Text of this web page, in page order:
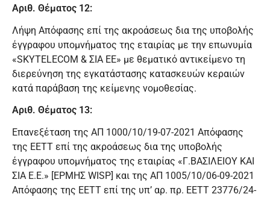
Αριθ. Θέματος 12:
Λήψη Απόφασης επί της ακροάσεως δια της υποβολής
έγγραφου υπομνήματος της εταιρίας με την επωνυμία
«SKYTELECOM & ΣΙΑ ΕΕ» με θεματικό αντικείμενο τη
διερεύνηση της εγκατάστασης κατασκευών κεραιών
κατά παράβαση της κείμενης νομοθεσίας.
Αριθ. Θέματος 13:
Επανεξέταση της ΑΠ 1000/10/19-07-2021 Απόφασης
της ΕΕΤΤ επί της ακροάσεως δια της υποβολής
έγγραφου υπομνήματος της εταιρίας «Γ.ΒΑΣΙΛΕΙΟΥ ΚΑΙ
ΣΙΑ Ε.Ε.» [ΕΡΜΗΣ WISP] και της ΑΠ 1005/10/06-09-2021
Απόφασης της ΕΕΤΤ επί της υπ’ αρ. πρ. ΕΕΤΤ 23776/24-